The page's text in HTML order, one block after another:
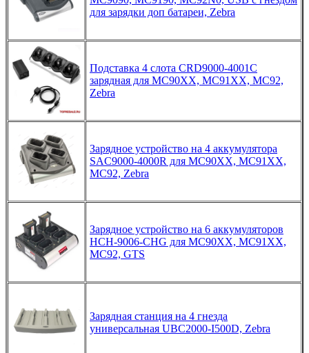
для зарядки доп батареи, Zebra
Подставка 4 слота CRD9000-4001C
зарядная для MC90XX, MC91XX, MC92,
Zebra
Зарядное устройство на 4 аккумулятора
SAC9000-4000R для MC90XX, MC91XX,
MC92, Zebra
Зарядное устройство на 6 аккумуляторов
HCH-9006-CHG для MC90XX, MC91XX,
MC92, GTS
Зарядная станция на 4 гнезда
универсальная UBC2000-I500D, Zebra